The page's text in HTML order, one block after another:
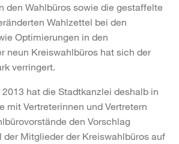
den Wahlbüros sowie die gestaffelte
Wahlzettel bei den
Optimierungen in den
neun Kreiswahlbüros hat sich der
verringert.
hat die Stadtkanzlei deshalb in
mit Vertreterinnen und Vertretern
den Vorschlag
der Mitglieder der Kreiswahlbüros auf